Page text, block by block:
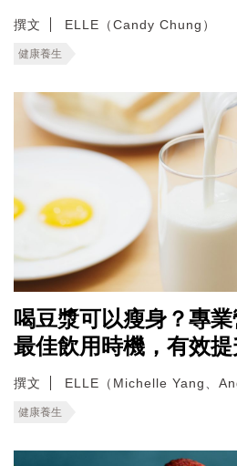
撰文 ELLE（Candy Chung）
健康養生
喝豆漿可以瘦身？專
最佳飲用時機，有效
撰文 ELLE（Michelle Yang、
健康養生